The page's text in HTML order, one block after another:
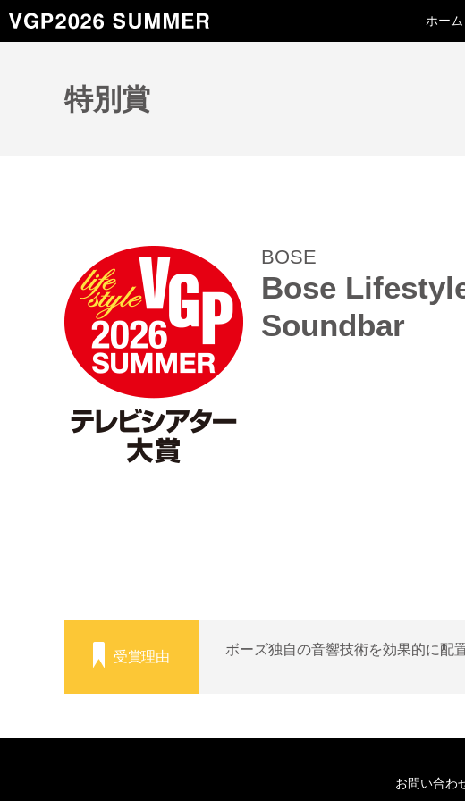
ホーム
特別賞
BOSE
Bose
Soundbar
受賞理由 ボーズ独自の音響技術を効果的に配
お問い合わ